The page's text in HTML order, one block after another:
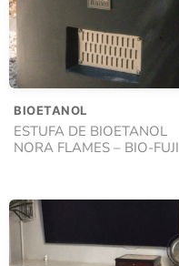
BIOETANOL
ESTUFA DE BIOETANOL
NORA FLAMES – BIO-FUJI